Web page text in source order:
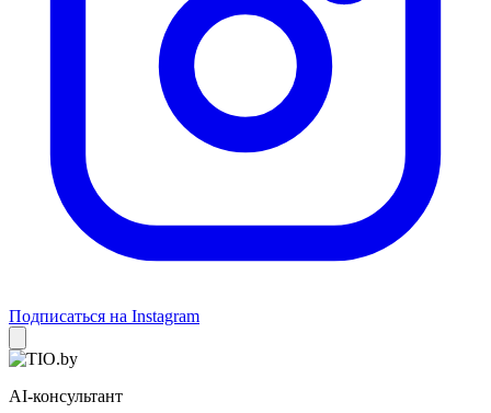
Подписаться на Instagram
AI-консультант